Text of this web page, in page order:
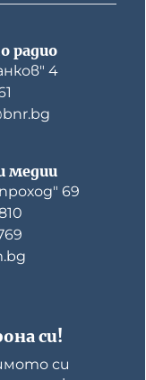
радио
4
си!
си
медии
69